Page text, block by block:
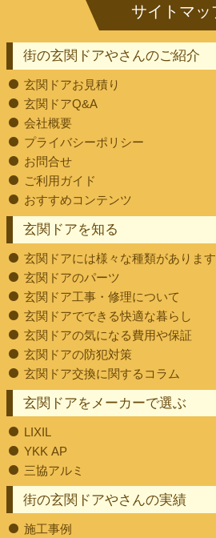
街の玄関ドアやさんのご紹介
玄関ドアお見積り
玄関ドアQ&A
会社概要
プライバシーポリシー
お問合せ
ご利用ガイド
おすすめコンテンツ
街の玄関ドアやさんの実績
施工事例
玄関ドアを知る
玄関ドアには様々な種類があります
玄関ドアのパーツ
玄関ドア工事・修理について
玄関ドアでできる快適な暮らし
玄関ドアの気になる費用や保証
玄関ドアの防犯対策
玄関ドア交換に関するコラム
玄関ドアをメーカーで選ぶ
LIXIL
YKK AP
三協アルミ